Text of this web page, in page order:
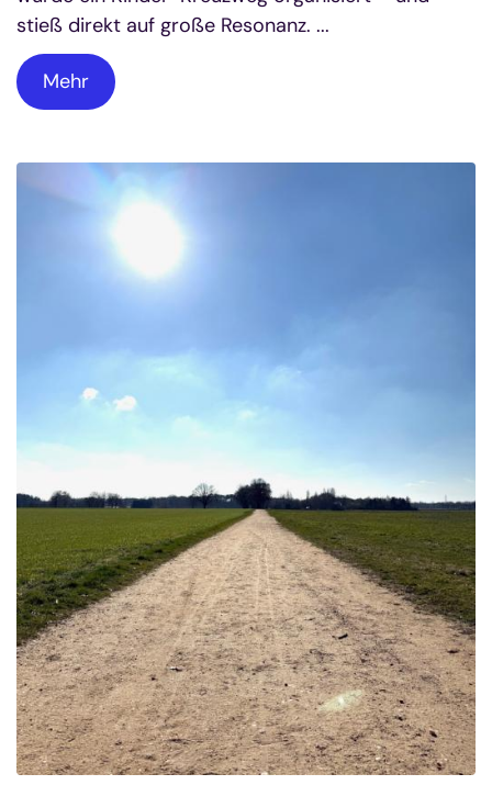
stieß direkt auf große Resonanz. ...
Mehr